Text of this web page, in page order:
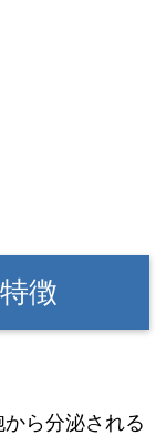
徴
ら分泌される